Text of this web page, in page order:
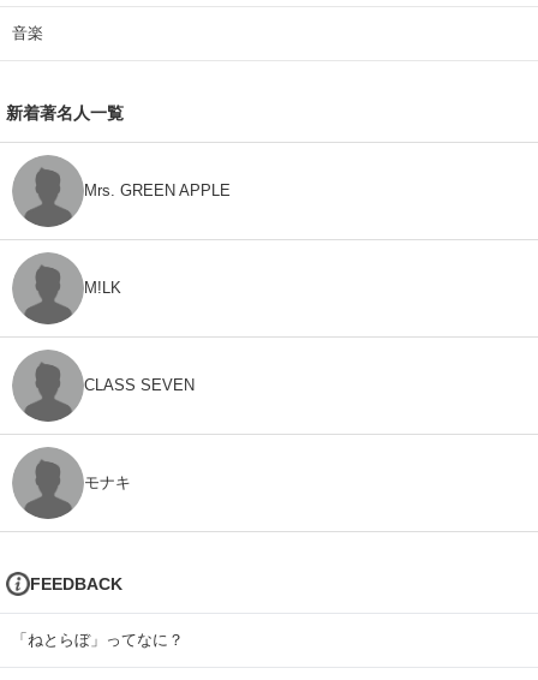
音楽
新着著名人一覧
Mrs. GREEN APPLE
M!LK
CLASS SEVEN
モナキ
FEEDBACK
「ねとらぼ」ってなに？